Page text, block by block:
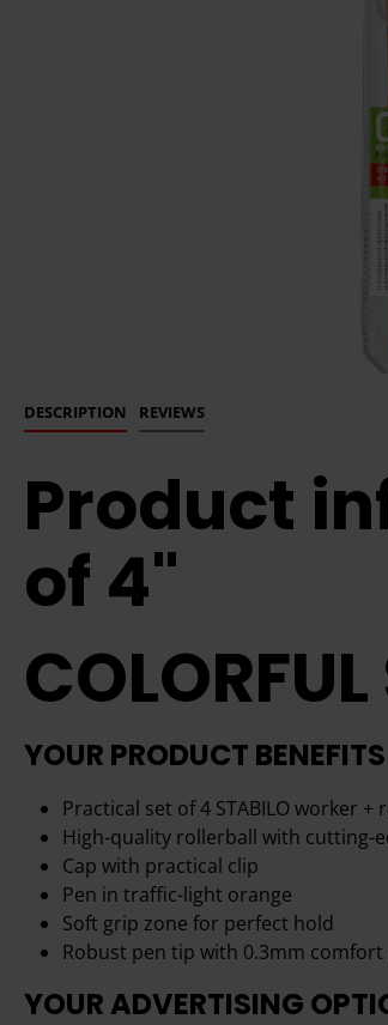
DESCRIPTION REVIEWS
Product
of 4"
YOUR PRODUCT BENEFITS
Practical set of 4 STABILO worker
High-quality rollerball with cutting-
Cap with practical clip
Pen in traffic-light orange
Soft grip zone for perfect hold
Robust pen tip with 0.3mm
YOUR ADVERTISING